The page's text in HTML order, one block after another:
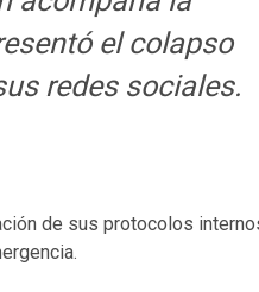
el colapso
redes sociales.
de sus protocolos